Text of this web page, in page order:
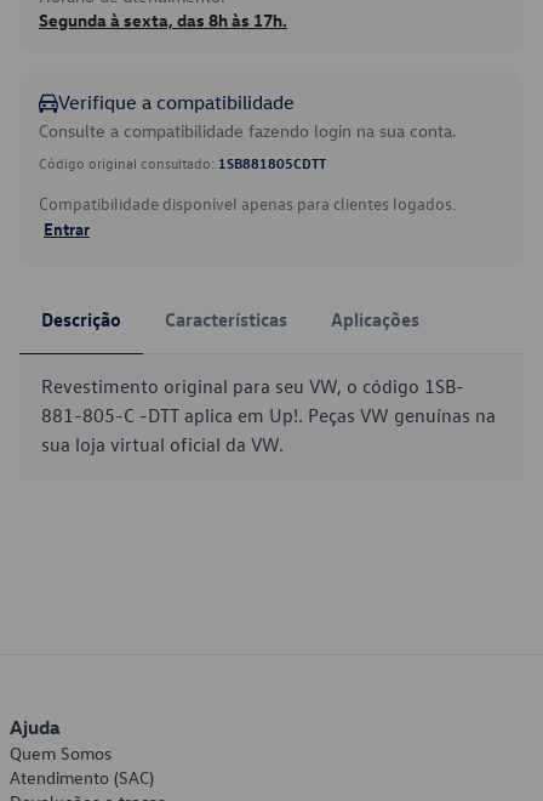
Segunda à sexta, das 8h às 17h.
Verifique a compatibilidade
Consulte a compatibilidade fazendo login na sua conta.
Código original consultado: 1SB881805CDTT
Compatibilidade disponível apenas para clientes logados.
Entrar
Descrição Características Aplicações
Revestimento original para seu VW, o código 1SB-
881-805-C -DTT aplica em Up!. Peças VW genuínas na
sua loja virtual oficial da VW.
Ajuda
Quem Somos
Atendimento (SAC)